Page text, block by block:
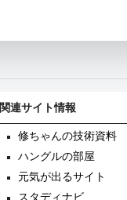
関連サイト情報
修ちゃんの技術資料
ハングルの部屋
元気が出るサイト
スタディナビ